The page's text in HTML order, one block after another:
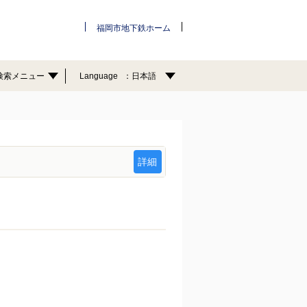
福岡市地下鉄ホーム
索メニュー Language 日本語
詳細